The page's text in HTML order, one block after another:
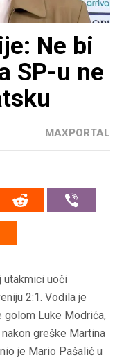
Ne bi
SP-u ne
MAXPORTAL
utakmici uoči
2:1. Vodila je
golom Luke Modrića,
greške Martina
je Mario Pašalić u